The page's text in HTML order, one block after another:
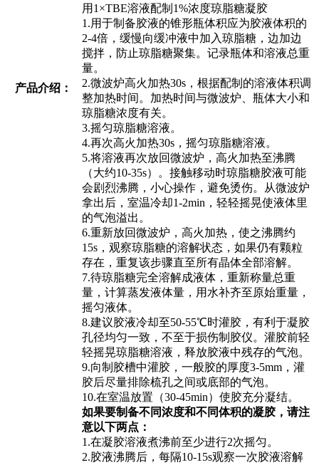
产品介绍：
用1×TBE溶液配制1%浓度琼脂糖凝胶
1.用于制备胶液的锥形瓶体积应为胶液体积的
2-4倍，缓慢向缓冲液中加入琼脂糖，边加边
搅拌，防止琼脂糖聚集。记录瓶体和溶液总重
量。
2.微波炉高火加热30s，根据配制的溶液体积调
整加热时间。加热时间与微波炉、瓶体大小和
琼脂糖浓度有关。
3.摇匀琼脂糖溶液。
4.再次高火加热30s，摇匀琼脂糖溶液。
5.将溶液再次放回微波炉，高火加热至沸腾
（大约10-35s）。接触移动时琼脂糖胶液可能
会剧烈沸腾，小心操作，避免烫伤。从微波炉
拿出后，室温冷却1-2min，轻轻摇晃使液体里
的气泡溢出。
6.重新放回微波炉，高火加热，使之沸腾约
15s，观察琼脂糖的溶解状态，如果仍有颗粒
存在，重复该步骤直至所有晶体全部溶解。
7.待琼脂糖完全溶解成液体，重新称量总重
量，计算蒸发液体量，用水补齐至原始重量，
摇匀液体。
8.建议胶液冷却至50-55℃时灌胶，有利于凝胶
孔径均匀一致，不至于损伤制胶仪。灌胶前轻
轻摇晃琼脂糖溶液，释放胶液中残存的气泡。
9.向制胶槽中灌胶，一般胶的厚度3-5mm，灌
胶后尽量排除梳孔之间或底部的气泡。
10.在室温放置（30-45min）使胶充分凝结。
如果要制备不同浓度和不同体积的凝胶，请注
意以下两点：
1.在凝胶溶液煮沸前至少进行2次摇匀。
2.胶液沸腾后，每隔10-15s观察一次胶液溶解